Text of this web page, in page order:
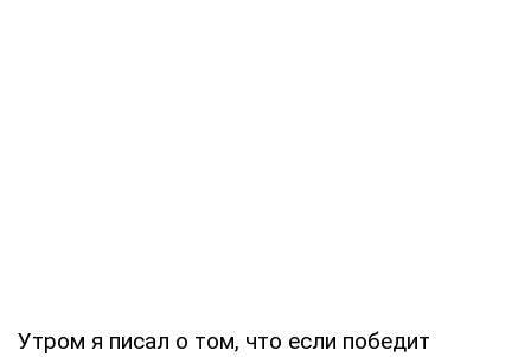
Утром я писал о том, что если победит